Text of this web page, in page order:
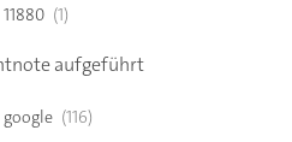
11880 (1)
aufgeführt
google (116)